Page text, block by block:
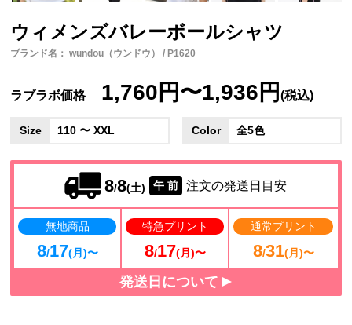
ウィメンズバレーボールシャツ
ブランド名： wundou（ウンドウ） / P1620
ラブラボ価格 1,760円〜1,936円(税込)
Size 110 〜 XXL Color 全5色
8/8(土) 午 前 注文の発送日目安
無地商品
8/17(月)〜
特急プリント
8/17(月)〜
通常プリント
8/31(月)〜
発送日について